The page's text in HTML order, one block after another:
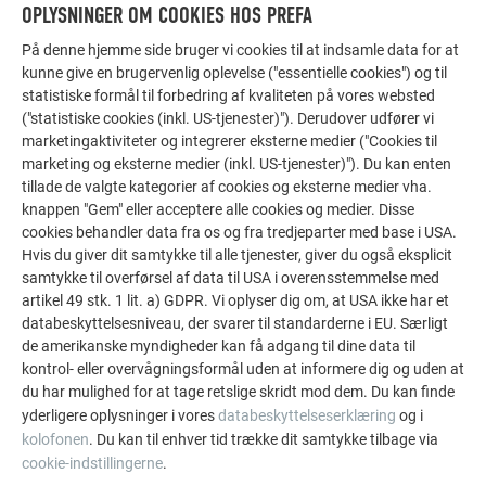
LAD DIG INSPIRERE
FLERE REFERENCER
De PREFA referentiegallerij laat zien hoe veelzijdig
aluminium kan worden toegepast. Ontdek meer
indrukwekkende projecten met de duurzame PREFA
aluminiumoplossingen voor dak, zonne-energie en
gevel.
SE FLERE REFERENCER
OPLYSNINGER OM COOKIES HOS PREFA
På denne hjemme side bruger vi cookies til at indsamle data for at
kunne give en brugervenlig oplevelse ("essentielle cookies") og til
statistiske formål til forbedring af kvaliteten på vores websted
("statistiske cookies (inkl. US-tjenester)"). Derudover udfører vi
marketingaktiviteter og integrerer eksterne medier ("Cookies til
marketing og eksterne medier (inkl. US-tjenester)"). Du kan enten
tillade de valgte kategorier af cookies og eksterne medier vha.
knappen "Gem" eller acceptere alle cookies og medier. Disse
cookies behandler data fra os og fra tredjeparter med base i USA.
Hvis du giver dit samtykke til alle tjenester, giver du også eksplicit
samtykke til overførsel af data til USA i overensstemmelse med
artikel 49 stk. 1 lit. a) GDPR. Vi oplyser dig om, at USA ikke har et
databeskyttelsesniveau, der svarer til standarderne i EU. Særligt
de amerikanske myndigheder kan få adgang til dine data til
kontrol- eller overvågningsformål uden at informere dig og uden at
du har mulighed for at tage retslige skridt mod dem. Du kan finde
yderligere oplysninger i voresdatabeskyttelseserklæring og i
kolofonen. Du kan til enhver tid trække dit samtykke tilbage via
cookie-indstillingerne.